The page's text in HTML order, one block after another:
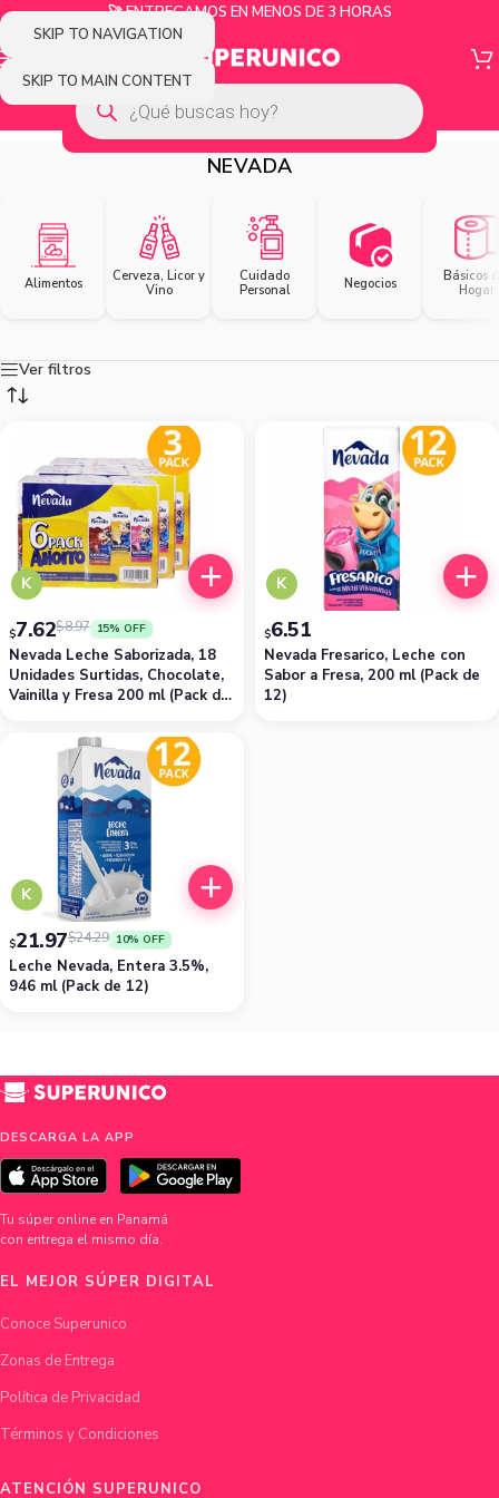
SKIP TO NAVIGATION
SKIP TO MAIN CONTENT
🚀 ENTREGAMOS EN MENOS DE 3 HORAS
NEVADA
Alimentos
Cerveza, Licor y
Vino
Cuidado
Personal
Negocios
Básicos
Hogar
Ver filtros
K
Nevada Leche Saborizada, 18
Unidades Surtidas, Chocolate,
Vainilla y Fresa 200 ml (Pack de
$8.97
$7.62 15% OFF
K
Nevada Fresarico, Leche con
Sabor a Fresa, 200 ml (Pack de
12)
$6.51
K
Leche Nevada, Entera 3.5%,
946 ml (Pack de 12)
$24.29
$21.97 10% OFF
DESCARGA LA APP
Tu súper online en Panamá
con entrega el mismo día.
EL MEJOR SÚPER DIGITAL
Conoce Superunico
Zonas de Entrega
Política de Privacidad
Términos y Condiciones
ATENCIÓN SUPERUNICO